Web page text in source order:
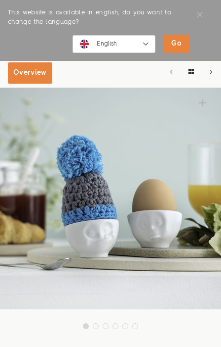
This website is available in english, do you want to
change the language?
English Go
ONLINE SHOP
Overview